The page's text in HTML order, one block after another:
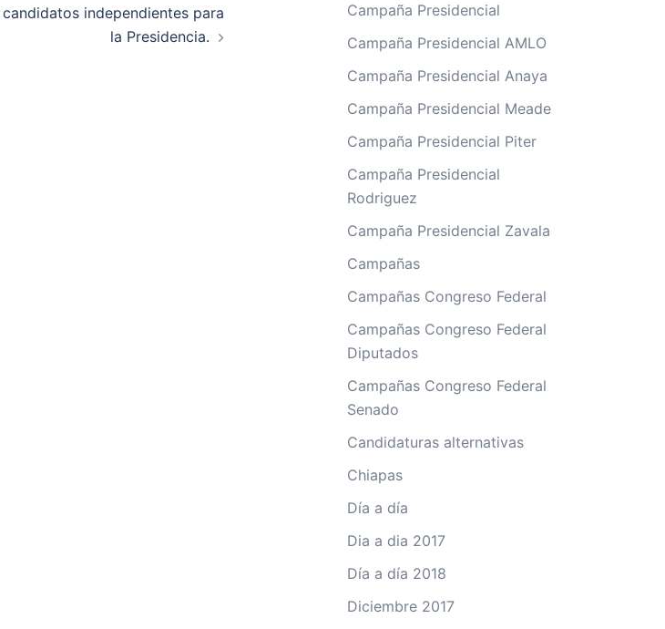
candidatos independientes para
la Presidencia.
Campaña Presidencial
Campaña Presidencial AMLO
Campaña Presidencial Anaya
Campaña Presidencial Meade
Campaña Presidencial Piter
Campaña Presidencial
Rodriguez
Campaña Presidencial Zavala
Campañas
Campañas Congreso Federal
Campañas Congreso Federal
Diputados
Campañas Congreso Federal
Senado
Candidaturas alternativas
Chiapas
Día a día
Dia a dia 2017
Día a día 2018
Diciembre 2017